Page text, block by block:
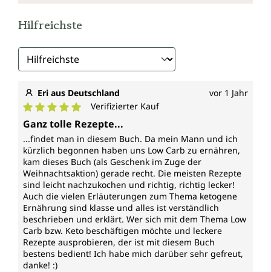
Hilfreichste
Eri aus Deutschland vor 1 Jahr
Durchschnittliche Bewertung von 5 von 5 Sternen
Verifizierter Kauf
Ganz tolle Rezepte...
...findet man in diesem Buch. Da mein Mann und ich
kürzlich begonnen haben uns Low Carb zu ernähren,
kam dieses Buch (als Geschenk im Zuge der
Weihnachtsaktion) gerade recht. Die meisten Rezepte
sind leicht nachzukochen und richtig, richtig lecker!
Auch die vielen Erläuterungen zum Thema ketogene
Ernährung sind klasse und alles ist verständlich
beschrieben und erklärt. Wer sich mit dem Thema Low
Carb bzw. Keto beschäftigen möchte und leckere
Rezepte ausprobieren, der ist mit diesem Buch
bestens bedient! Ich habe mich darüber sehr gefreut,
danke! :)